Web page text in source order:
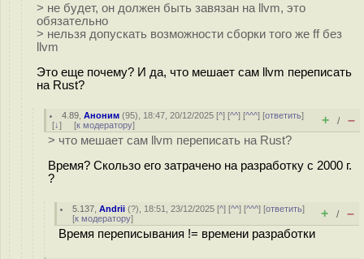
> не будет, он должен быть завязан на llvm, это
обязательно
> нельзя допускать возможности сборки того же ff без
llvm
Это еще почему? И да, что мешает сам llvm переписать
на Rust?
4.89 ,Аноним (95), 18:47, 20/12/2025 [^] [^^] [^^^] [ответить]
[↓] [к модератору] + / –
> что мешает сам llvm переписать на Rust?
Время? Скользо его затрачено на разработку с 2000 г.
?
5.137 ,Andrii (?), 18:51, 23/12/2025 [^] [^^] [^^^] [ответить]
[к модератору] + / –
Время переписывания != времени разработки